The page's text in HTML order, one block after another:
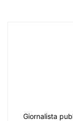
Giornalista